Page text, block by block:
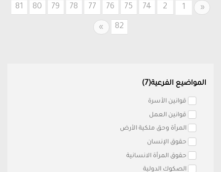
«
Previous
1
2
74
75
76
77
78
79
80
81
82
»
Next
المواضيع الفرعية(7)
قوانين الأسرة
قوانين العمل
المرأة وحق ملكية الأرض
حقوق الإنسان
حقوق المرأة الانسانية
الصكوك الدولية